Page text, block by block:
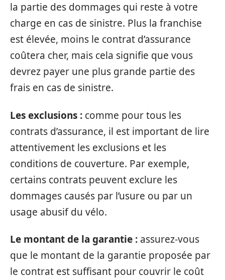
la partie des dommages qui reste à votre
charge en cas de sinistre. Plus la franchise
est élevée, moins le contrat d’assurance
coûtera cher, mais cela signifie que vous
devrez payer une plus grande partie des
frais en cas de sinistre.
Les exclusions : comme pour tous les
contrats d’assurance, il est important de lire
attentivement les exclusions et les
conditions de couverture. Par exemple,
certains contrats peuvent exclure les
dommages causés par l’usure ou par un
usage abusif du vélo.
Le montant de la garantie : assurez-vous
que le montant de la garantie proposée par
le contrat est suffisant pour couvrir le coût